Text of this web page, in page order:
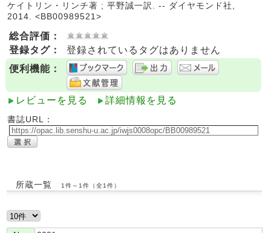
ケイトリン・リンチ著 ; 平野誠一訳. -- ダイヤモンド社,
2014. <BB00989521>
総合評価：
登録タグ：
登録されているタグはありません
便利機能：
レビューを見る 詳細情報を見る
書誌URL：
所蔵一覧 1件～1件（全1件）